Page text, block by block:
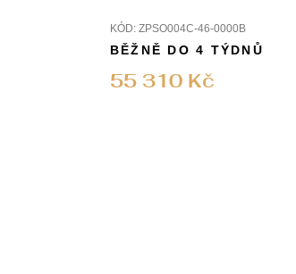
KÓD: ZPSO004C-46-0000B
55 310 Kč
BĚŽNĚ DO 4 TÝDNŮ